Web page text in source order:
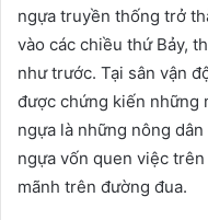
ngựa truyền thống trở
vào các chiều thứ Bảy,
như trước. Tại sân vận
được chứng kiến những
ngựa là những nông
ngựa vốn quen việc
mãnh trên đường đua.